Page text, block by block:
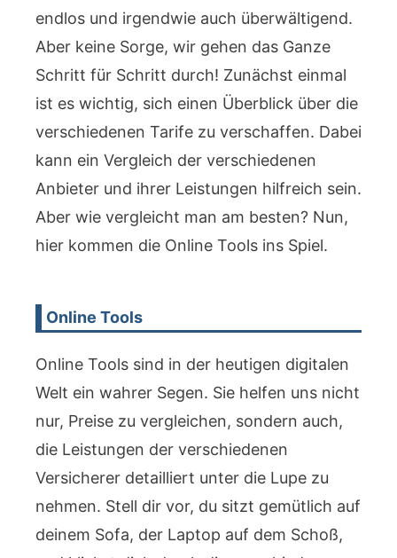
endlos und irgendwie auch überwältigend.
Aber keine Sorge, wir gehen das Ganze
Schritt für Schritt durch! Zunächst einmal
ist es wichtig, sich einen Überblick über die
verschiedenen Tarife zu verschaffen. Dabei
kann ein Vergleich der verschiedenen
Anbieter und ihrer Leistungen hilfreich sein.
Aber wie vergleicht man am besten? Nun,
hier kommen die Online Tools ins Spiel.
Online Tools
Online Tools sind in der heutigen digitalen
Welt ein wahrer Segen. Sie helfen uns nicht
nur, Preise zu vergleichen, sondern auch,
die Leistungen der verschiedenen
Versicherer detailliert unter die Lupe zu
nehmen. Stell dir vor, du sitzt gemütlich auf
deinem Sofa, der Laptop auf dem Schoß,